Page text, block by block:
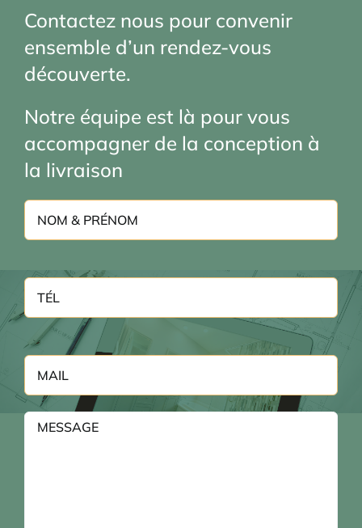
Contactez nous pour convenir
ensemble d’un rendez-vous
découverte.
Notre équipe est là pour vous
accompagner de la conception à
la livraison